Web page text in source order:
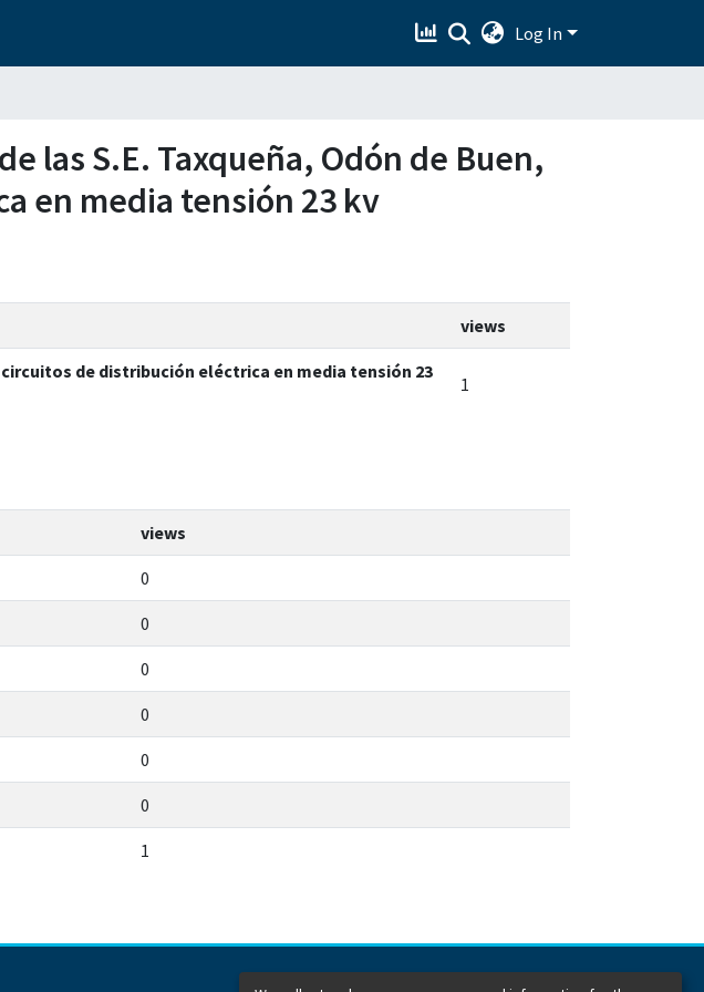
Log In
las S.E. Taxqueña, Odón de Buen,
en media tensión 23 kv
views
de distribución eléctrica en media tensión 23
1
views
0
0
0
0
0
0
1